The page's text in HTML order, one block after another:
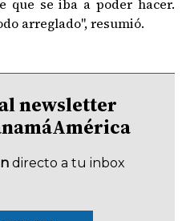
que se iba a poder hacer.
arreglado", resumió.
newsletter
directo a tu inbox